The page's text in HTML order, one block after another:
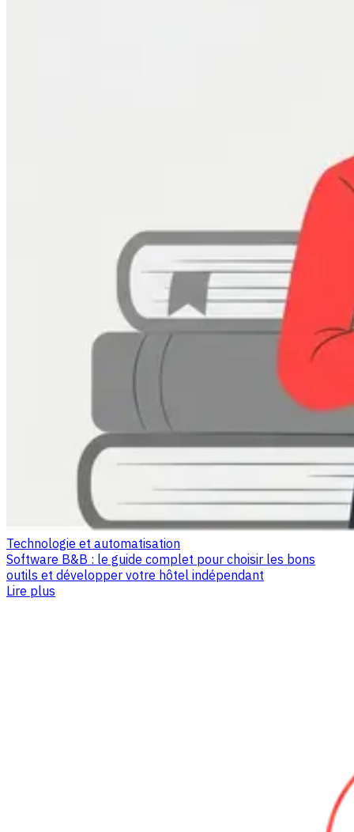
Technologie et automatisation
Software B&B : le guide complet pour choisir les bons
outils et développer votre hôtel indépendant
Lire plus